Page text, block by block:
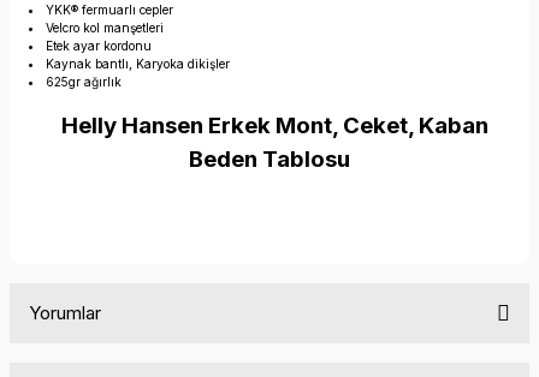
YKK® fermuarlı cepler
Velcro kol manşetleri
Etek ayar kordonu
Kaynak bantlı, Karyoka dikişler
625gr ağırlık
Helly Hansen Erkek Mont, Ceket, Kaban
Beden Tablosu
Yorumlar